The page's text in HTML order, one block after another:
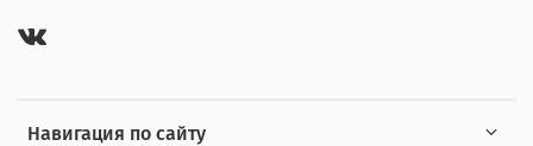
Навигация по сайту